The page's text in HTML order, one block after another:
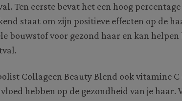
Ten eerste bevat het een hoog
staat om zijn positieve effecten op de
bouwstof voor gezond haar en kan helpen
Collageen Beauty Blend ook vitamine
hebben op de gezondheid van je haar.